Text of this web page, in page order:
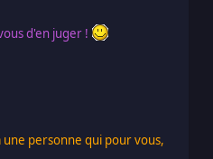
d'en juger !
personne qui pour vous,